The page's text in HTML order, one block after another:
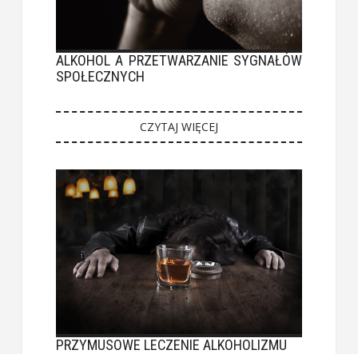
ALKOHOL A PRZETWARZANIE SYGNAŁÓW
SPOŁECZNYCH
CZYTAJ WIĘCEJ
PRZYMUSOWE LECZENIE ALKOHOLIZMU